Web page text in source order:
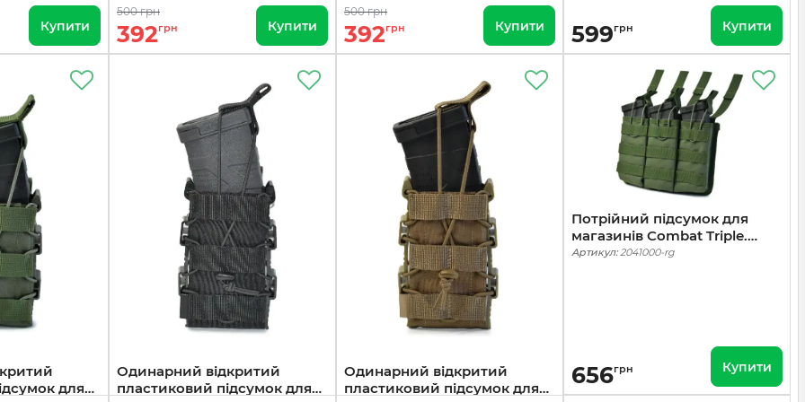
Купити
500 грн
392грн Купити
500 грн
392грн Купити 599грн Купити
для
Одинарний відкритий
пластиковий підсумок для
Одинарний відкритий
пластиковий підсумок для
Потрійний підсумок для
магазинів Combat Triple.
Cordura 1000. Ranger Green
Артикул:2041000-rg
656грн Купити